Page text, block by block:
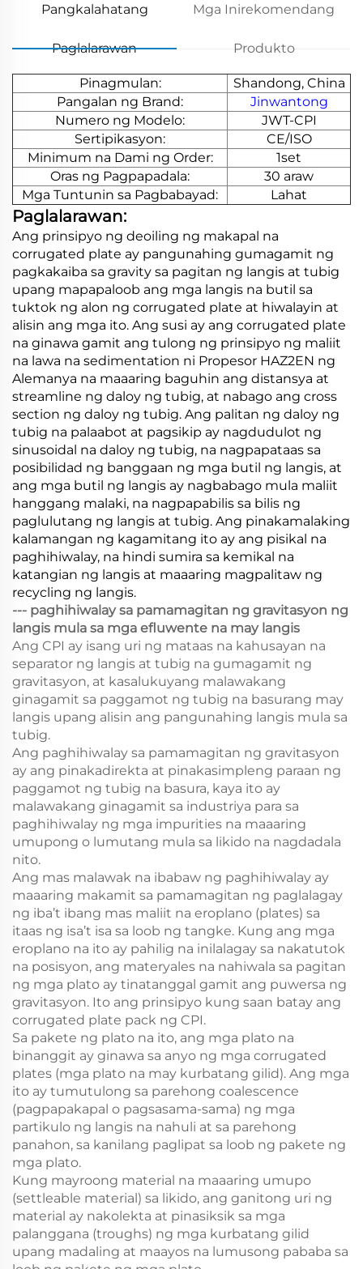
Pangkalahatang
Paglalarawan
Mga Inirekomendang
Produkto
Pinagmulan:
Shandong, China
Pangalan ng Brand:
Jinwantong
Numero ng Modelo:
JWT-CPI
Sertipikasyon:
CE/ISO
Minimum na Dami ng Order:
1set
Oras ng Pagpapadala:
30 araw
Mga Tuntunin sa Pagbabayad:
Lahat
Paglalarawan:
Ang prinsipyo ng deoiling ng makapal na
corrugated plate ay pangunahing gumagamit ng
pagkakaiba sa gravity sa pagitan ng langis at tubig
upang mapapaloob ang mga langis na butil sa
tuktok ng alon ng corrugated plate at hiwalayin at
alisin ang mga ito. Ang susi ay ang corrugated plate
na ginawa gamit ang tulong ng prinsipyo ng maliit
na lawa na sedimentation ni Propesor HAZ2EN ng
Alemanya na maaaring baguhin ang distansya at
streamline ng daloy ng tubig, at nabago ang cross
section ng daloy ng tubig. Ang palitan ng daloy ng
tubig na palaabot at pagsikip ay nagdudulot ng
sinusoidal na daloy ng tubig, na nagpapataas sa
posibilidad ng banggaan ng mga butil ng langis, at
ang mga butil ng langis ay nagbabago mula maliit
hanggang malaki, na nagpapabilis sa bilis ng
paglulutang ng langis at tubig. Ang pinakamalaking
kalamangan ng kagamitang ito ay ang pisikal na
paghihiwalay, na hindi sumira sa kemikal na
katangian ng langis at maaaring magpalitaw ng
recycling ng langis.
--- paghihiwalay sa pamamagitan ng gravitasyon ng
langis mula sa mga efluwente na may langis
Ang CPI ay isang uri ng mataas na kahusayan na
separator ng langis at tubig na gumagamit ng
gravitasyon, at kasalukuyang malawakang
ginagamit sa paggamot ng tubig na basurang may
langis upang alisin ang pangunahing langis mula sa
tubig.
Ang paghihiwalay sa pamamagitan ng gravitasyon
ay ang pinakadirekta at pinakasimpleng paraan ng
paggamot ng tubig na basura, kaya ito ay
malawakang ginagamit sa industriya para sa
paghihiwalay ng mga impurities na maaaring
umupong o lumutang mula sa likido na nagdadala
nito.
Ang mas malawak na ibabaw ng paghihiwalay ay
maaaring makamit sa pamamagitan ng paglalagay
ng iba’t ibang mas maliit na eroplano (plates) sa
itaas ng isa’t isa sa loob ng tangke. Kung ang mga
eroplano na ito ay pahilig na inilalagay sa nakatutok
na posisyon, ang materyales na nahiwala sa pagitan
ng mga plato ay tinatanggal gamit ang puwersa ng
gravitasyon. Ito ang prinsipyo kung saan batay ang
corrugated plate pack ng CPI.
Sa pakete ng plato na ito, ang mga plato na
binanggit ay ginawa sa anyo ng mga corrugated
plates (mga plato na may kurbatang gilid). Ang mga
ito ay tumutulong sa parehong coalescence
(pagpapakapal o pagsasama-sama) ng mga
partikulo ng langis na nahuli at sa parehong
panahon, sa kanilang paglipat sa loob ng pakete ng
mga plato.
Kung mayroong material na maaaring umupo
(settleable material) sa likido, ang ganitong uri ng
material ay nakolekta at pinasiksik sa mga
palanggana (troughs) ng mga kurbatang gilid
upang madaling at maayos na lumusong pababa sa